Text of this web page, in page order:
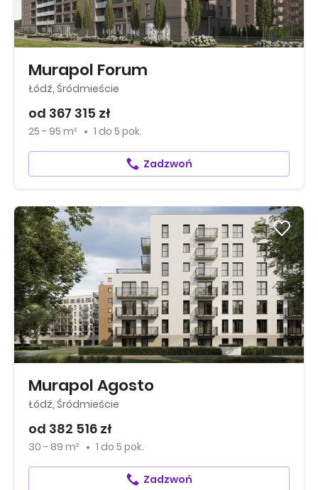
Murapol Forum
Łódź, Śródmieście
od 367 315 zł
25 - 95 m² 1 do 5 pok.
Zadzwoń
Murapol Agosto
Łódź, Śródmieście
od 382 516 zł
30 - 89 m² 1 do 5 pok.
Zadzwoń